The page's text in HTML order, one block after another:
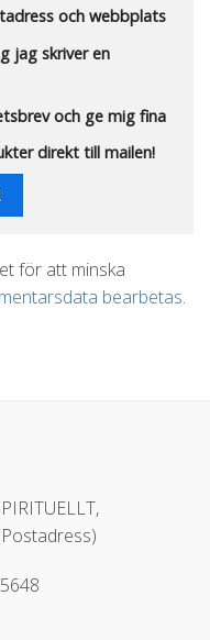
och webbplats
jag skriver en
och ge mig fina
direkt till mailen!
för att minska
bearbetas.